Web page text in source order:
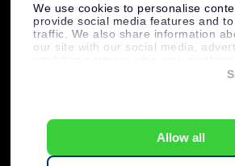
We use cookies to personalise
provide social media features and
traffic. We also share information
our site with our social media,
information that you’ve provided to
Allow all